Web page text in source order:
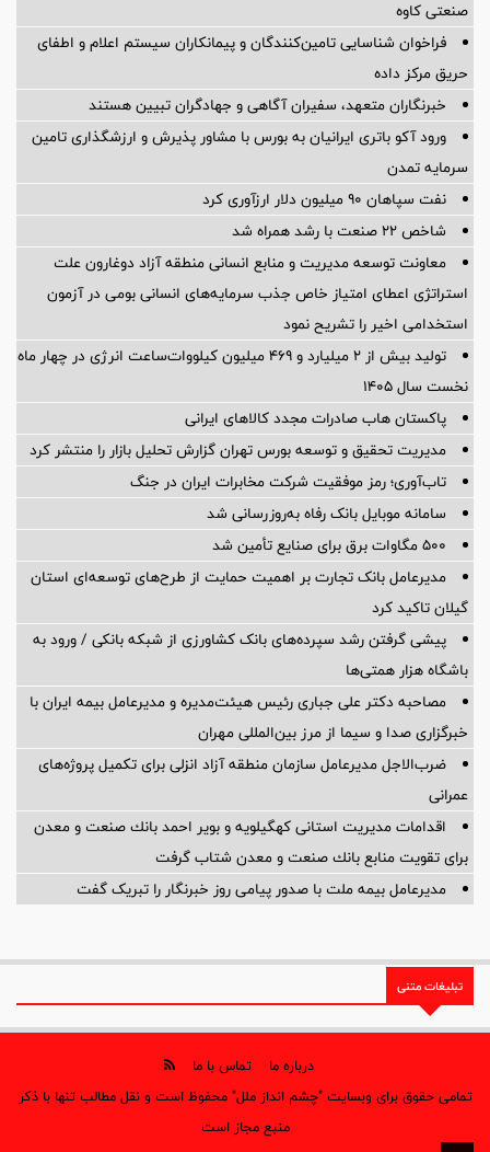
صنعتی کاوه
فراخوان شناسایی تامین‌کنندگان و پیمانکاران سیستم اعلام و اطفای
حریق مرکز داده
خبرنگاران متعهد، سفیران آگاهی و جهادگران تبیین هستند
ورود آکو باتری ایرانیان به بورس با مشاور پذیرش و ارزشگذاری تامین
سرمایه تمدن
نفت سپاهان ۹۰ میلیون دلار ارزآوری کرد
شاخص ۲۲ صنعت با رشد همراه شد
معاونت توسعه مدیریت و منابع انسانی منطقه آزاد دوغارون علت
استراتژی اعطای امتیاز خاص جذب سرمایه‌های انسانی بومی در آزمون
استخدامی اخیر را تشریح نمود
تولید بیش از ۲ میلیارد و ۴۶۹ میلیون کیلووات‌ساعت انرژی در چهار ماه
نخست سال ۱۴۰۵
پاکستان هاب صادرات مجدد کالاهای ایرانی
مدیریت تحقیق و توسعه‌ بورس تهران گزارش تحلیل بازار را منتشر کرد
تاب‌آوری؛ رمز موفقیت شرکت مخابرات ایران در جنگ
سامانه موبایل بانک رفاه به‌روزرسانی شد
۵۰۰ مگاوات برق برای صنایع تأمین شد
مدیرعامل بانک تجارت بر اهمیت حمایت از طرح‌های توسعه‌ای استان
گیلان تاکید کرد
پیشی گرفتن رشد سپرده‌های بانک کشاورزی از شبکه بانکی / ورود به
باشگاه هزار همتی‌ها
مصاحبه دکتر علی جباری رئیس هیئت‌مدیره و مدیرعامل بیمه ایران با
خبرگزاری صدا و سیما از مرز بین‌المللی مهران
ضرب‌الاجل مدیرعامل سازمان منطقه آزاد انزلی برای تكمیل پروژه‌های
عمرانی
اقدامات مدیریت استانی كهگیلویه و بویر احمد بانك صنعت و معدن
برای تقویت منابع بانك صنعت و معدن شتاب گرفت
مدیرعامل بیمه ملت با صدور پیامی روز خبرنگار را تبریک گفت
تبلیغات متنی
درباره ما
تماس با ما
تمامی حقوق برای وبسایت "چشم انداز ملل" محفوظ است و نقل مطالب تنها با ذکر
منبع مجاز است